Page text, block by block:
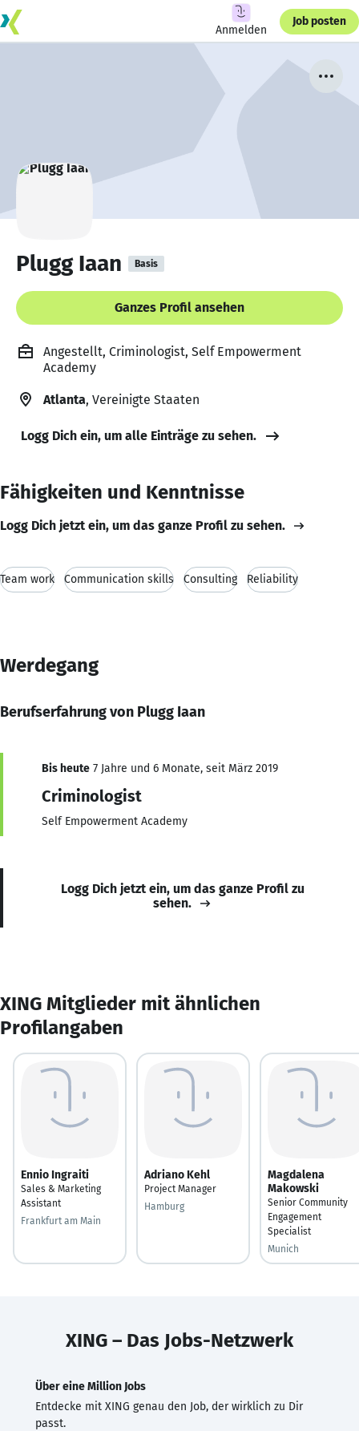
Anmelden
Job posten
Plugg Iaan Basis
Ganzes Profil ansehen
Angestellt, Criminologist, Self Empowerment
Academy
Atlanta, Vereinigte Staaten
Logg Dich ein, um alle Einträge zu sehen.
Fähigkeiten und Kenntnisse
Logg Dich jetzt ein, um das ganze Profil zu sehen.
Team work Communication skills Consulting Reliability
Werdegang
Berufserfahrung von Plugg Iaan
Bis heute 7 Jahre und 6 Monate, seit März 2019
Criminologist
Self Empowerment Academy
Logg Dich jetzt ein, um das ganze Profil zu
sehen.
XING Mitglieder mit ähnlichen
Profilangaben
Ennio Ingraiti
Sales & Marketing
Assistant
Frankfurt am Main
Adriano Kehl
Project Manager
Hamburg
Magdalena
Makowski
Senior Community
Engagement
Specialist
Munich
XING – Das Jobs-Netzwerk
Über eine Million Jobs
Entdecke mit XING genau den Job, der wirklich zu Dir
passt.